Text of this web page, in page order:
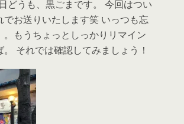
どうも、黒ごまです。 今回はつい
でお送りいたします笑 いっつも忘
。もうちょっとしっかりリマイン
。 それでは確認してみましょう！